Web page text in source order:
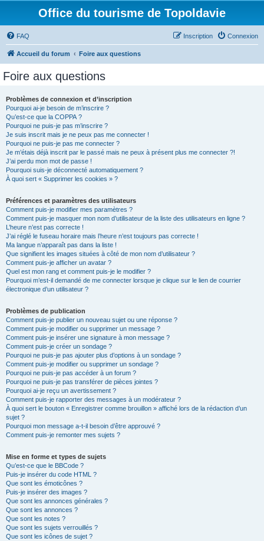
Office du tourisme de Topoldavie
FAQ Connexion
Inscription
Accueil du forum Foire aux questions
Foire aux questions
Problèmes de connexion et d’inscription
Pourquoi ai-je besoin de m’inscrire ?
Qu’est-ce que la COPPA ?
Pourquoi ne puis-je pas m’inscrire ?
Je suis inscrit mais je ne peux pas me connecter !
Pourquoi ne puis-je pas me connecter ?
Je m’étais déjà inscrit par le passé mais ne peux à présent plus me connecter ?!
J’ai perdu mon mot de passe !
Pourquoi suis-je déconnecté automatiquement ?
À quoi sert « Supprimer les cookies » ?
Préférences et paramètres des utilisateurs
Comment puis-je modifier mes paramètres ?
Comment puis-je masquer mon nom d’utilisateur de la liste des utilisateurs en ligne ?
L’heure n’est pas correcte !
J’ai réglé le fuseau horaire mais l’heure n’est toujours pas correcte !
Ma langue n’apparaît pas dans la liste !
Que signifient les images situées à côté de mon nom d’utilisateur ?
Comment puis-je afficher un avatar ?
Quel est mon rang et comment puis-je le modifier ?
Pourquoi m’est-il demandé de me connecter lorsque je clique sur le lien de courrier
électronique d’un utilisateur ?
Problèmes de publication
Comment puis-je publier un nouveau sujet ou une réponse ?
Comment puis-je modifier ou supprimer un message ?
Comment puis-je insérer une signature à mon message ?
Comment puis-je créer un sondage ?
Pourquoi ne puis-je pas ajouter plus d’options à un sondage ?
Comment puis-je modifier ou supprimer un sondage ?
Pourquoi ne puis-je pas accéder à un forum ?
Pourquoi ne puis-je pas transférer de pièces jointes ?
Pourquoi ai-je reçu un avertissement ?
Comment puis-je rapporter des messages à un modérateur ?
À quoi sert le bouton « Enregistrer comme brouillon » affiché lors de la rédaction d’un
sujet ?
Pourquoi mon message a-t-il besoin d’être approuvé ?
Comment puis-je remonter mes sujets ?
Mise en forme et types de sujets
Qu’est-ce que le BBCode ?
Puis-je insérer du code HTML ?
Que sont les émoticônes ?
Puis-je insérer des images ?
Que sont les annonces générales ?
Que sont les annonces ?
Que sont les notes ?
Que sont les sujets verrouillés ?
Que sont les icônes de sujet ?